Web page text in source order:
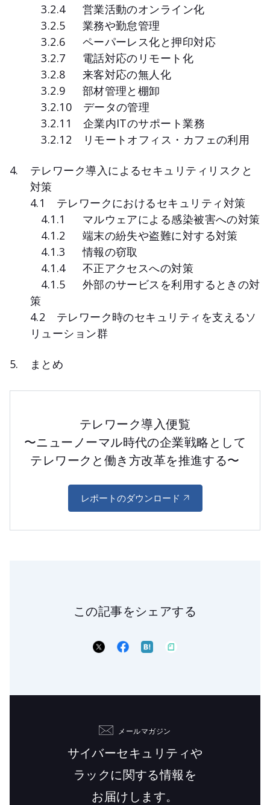
3.2.4 営業活動のオンライン化
3.2.5 業務や勤怠管理
3.2.6 ペーパーレス化と押印対応
3.2.7 電話対応のリモート化
3.2.8 来客対応の無人化
3.2.9 部材管理と棚卸
3.2.10 データの管理
3.2.11 企業内ITのサポート業務
3.2.12 リモートオフィス・カフェの利用
テレワーク導入によるセキュリティリスクと
対策
4.1 テレワークにおけるセキュリティ対策
4.1.1 マルウェアによる感染被害への対策
4.1.2 端末の紛失や盗難に対する対策
4.1.3 情報の窃取
4.1.4 不正アクセスへの対策
4.1.5 外部のサービスを利用するときの対
策
4.2 テレワーク時のセキュリティを支えるソ
リューション群
まとめ
テレワーク導入便覧
〜ニューノーマル時代の企業戦略として
テレワークと働き方改革を推進する〜
レポートのダウンロード
この記事をシェアする
メールマガジン
サイバーセキュリティや
ラックに関する情報を
お届けします。